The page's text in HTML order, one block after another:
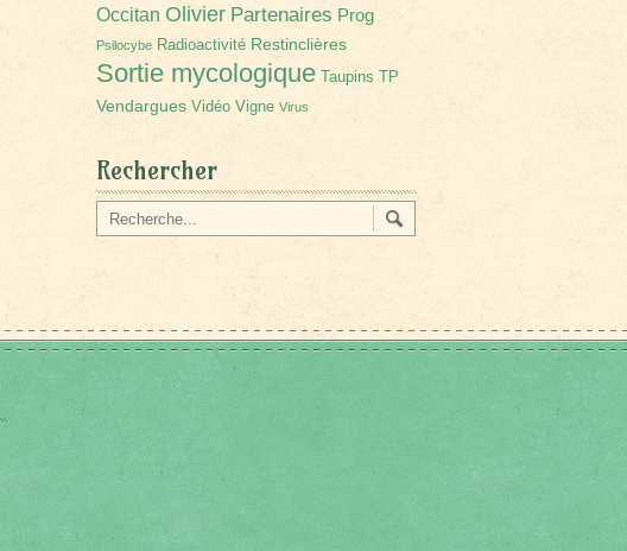
Occitan Olivier Partenaires Prog
Psilocybe Radioactivité Restinclières
Sortie mycologique Taupins TP
Vendargues Vidéo Vigne Virus
Rechercher